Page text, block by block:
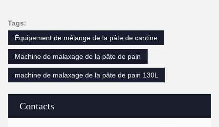
Contacts
Tags:
Équipement de mélange de la pâte de cantine
Machine de malaxage de la pâte de pain
machine de malaxage de la pâte de pain 130L